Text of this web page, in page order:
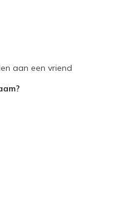
aan een vriend